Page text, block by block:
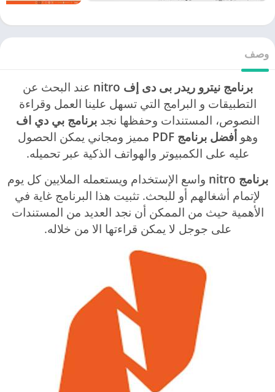
وصف
برنامج نيترو ريدر بى دى إف nitro
عند البحث عن
التطبيقات و البرامج التي تسهل علينا العمل وقراءة
النصوص، المستندات وحفظها نجدبرنامج بي دي اف
وهوأفضل برنامج PDF
مميز ومجاني يمكن الحصول
عليه على الكمبيوتر والهواتف الذكية عبر تحميله.
برنامج nitro
واسع الإستخدام ويستعمله الملايين كل يوم
لإتمام أشغالهم أو للبحث. تثبيت هذا البرنامج غاية في
الأهمية حيث من الممكن أن نجد العديد من المستندات
على جوجل لا يمكن قراءتها الا من خلاله.